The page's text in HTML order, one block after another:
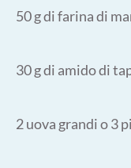
50 g di farina di
30 g di amido di
2 uova grandi o 3